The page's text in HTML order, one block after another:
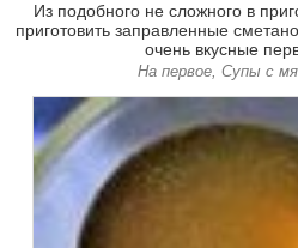
Из подобного не сложного в
приготовить заправленные
очень вкусные
На первое, Супы с